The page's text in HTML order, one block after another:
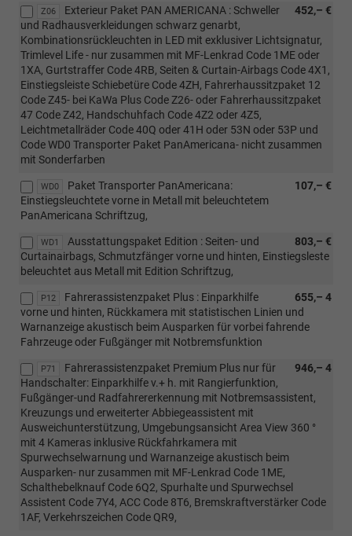
Z06 452,– €
Exterieur Paket PAN AMERICANA : Schweller
und Radhausverkleidungen schwarz genarbt,
Kombinationsrückleuchten in LED mit exklusiver Lichtsignatur,
Trimlevel Life - nur zusammen mit MF-Lenkrad Code 1ME oder
1XA, Gurtstraffer Code 4RB, Seiten & Curtain-Airbags Code 4X1,
Einstiegsleiste Schiebetüre Code 4ZH, Fahrerhaussitzpaket 12
Code Z45- bei KaWa Plus Code Z26- oder Fahrerhaussitzpaket
47 Code Z42, Handschuhfach Code 4Z2 oder 4Z5,
Leichtmetallräder Code 40Q oder 41H oder 53N oder 53P und
Code WD0 Transporter Paket PanAmericana- nicht zusammen
mit Sonderfarben
WD0 107,– €
Paket Transporter PanAmericana:
Einstiegsleuchtete vorne in Metall mit beleuchtetem
PanAmericana Schriftzug,
WD1 803,– €
Ausstattungspaket Edition : Seiten- und
Curtainairbags, Schmutzfänger vorne und hinten, Einstiegsleste
beleuchtet aus Metall mit Edition Schriftzug,
P12 655,– 4
Fahrerassistenzpaket Plus : Einparkhilfe
vorne und hinten, Rückkamera mit statistischen Linien und
Warnanzeige akustisch beim Ausparken für vorbei fahrende
Fahrzeuge oder Fußgänger mit Notbremsfunktion
P71 946,– 4
Fahrerassistenzpaket Premium Plus nur für
Handschalter: Einparkhilfe v.+ h. mit Rangierfunktion,
Fußgänger-und Radfahrererkennung mit Notbremsassistent,
Kreuzungs und erweiterter Abbiegeassistent mit
Ausweichunterstützung, Umgebungsansicht Area View 360 °
mit 4 Kameras inklusive Rückfahrkamera mit
Spurwechselwarnung und Warnanzeige akustisch beim
Ausparken- nur zusammen mit MF-Lenkrad Code 1ME,
Schalthebelknauf Code 6Q2, Spurhalte und Spurwechsel
Assistent Code 7Y4, ACC Code 8T6, Bremskraftverstärker Code
1AF, Verkehrszeichen Code QR9,